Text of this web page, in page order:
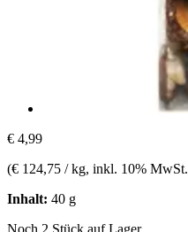
€ 4,99
(€ 124,75 / kg, inkl. 10% MwSt.
Inhalt: 40 g
Noch 2 Stück auf Lager